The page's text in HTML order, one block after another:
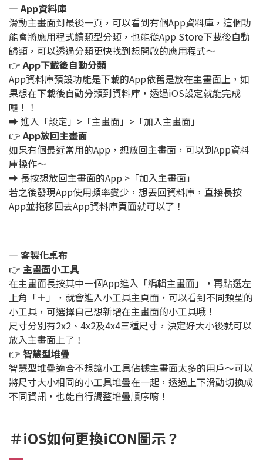
— App資料庫
滑動主畫面到最後一頁，可以看到有個App資料庫，這個功
能會將應用程式讀類型分類，也能從App Store下載後自動
歸類，可以透過分類更快找到想開啟的應用程式～
👉 App下載後自動分類
App資料庫預設功能是下載的App依舊是放在主畫面上，如
果想在下載後自動分類到資料庫，透過iOS設定就能完成
囉！！
➡️ 進入「設定」>「主畫面」>「加入主畫面」
👉 App放回主畫面
如果有個最近常用的App，想放回主畫面，可以到App資料
庫操作～
➡️ 長按想放回主畫面的App >「加入主畫面」
若之後發現App使用頻率變少，想丟回資料庫，直接長按
App並拖移回去App資料庫頁面就可以了！
— 客製化桌布
👉 主畫面小工具
在主畫面長按其中一個App進入「編輯主畫面」，再點選左
上角「＋」，就會進入小工具主頁面，可以看到不同類型的
小工具，可選擇自己想新增在主畫面的小工具哦！
尺寸分別有2x2、4x2及4x4三種尺寸，決定好大小後就可以
放入主畫面上了！
👉 智慧型堆疊
智慧型堆疊適合不想讓小工具佔據主畫面太多的用戶～可以
將尺寸大小相同的小工具堆疊在一起，透過上下滑動切換成
不同資訊，也能自行調整堆疊順序唷！
＃iOS如何更換iCON圖示？